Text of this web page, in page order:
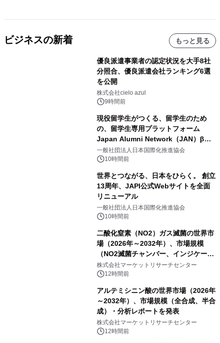
ビジネスの新着 もっと見る
優良派遣事業者の認定状況を大手8社
分照合、優良派遣会社ランキング6選
を公開
株式会社cielo azul
9時間前
現役留学生がつくる、留学生のため
の、留学生専用プラットフォーム
Japan Alumni Network（JAN）β版
をリリース
一般社団法人日本国際化推進協会
10時間前
世界とつながる、日本をひらく。 創立
13周年、JAPI公式Webサイトを全面
リニューアル
一般社団法人日本国際化推進協会
10時間前
二酸化窒素（NO2）ガス滅菌の世界市
場（2026年～2032年）、市場規模
（NO2滅菌チャンバー、インジケータ
ーおよびモニタリングシステム、その
他）・分析レポートを発表
株式会社マーケットリサーチセンター
12時間前
アルテミシニン酸の世界市場（2026年
～2032年）、市場規模（全合成、半合
成）・分析レポートを発表
株式会社マーケットリサーチセンター
12時間前